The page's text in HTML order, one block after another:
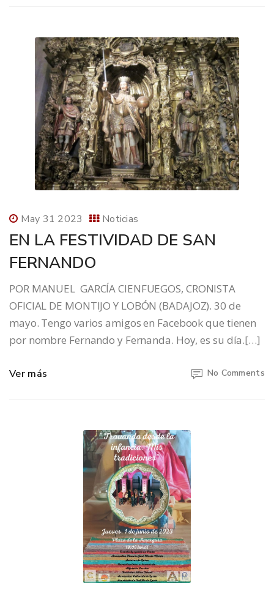
May 31 2023 Noticias
EN LA FESTIVIDAD DE SAN
FERNANDO
POR MANUEL GARCÍA CIENFUEGOS, CRONISTA
OFICIAL DE MONTIJO Y LOBÓN (BADAJOZ). 30 de
mayo. Tengo varios amigos en Facebook que tienen
por nombre Fernando y Fernanda. Hoy, es su día.[…]
Ver más No Comments